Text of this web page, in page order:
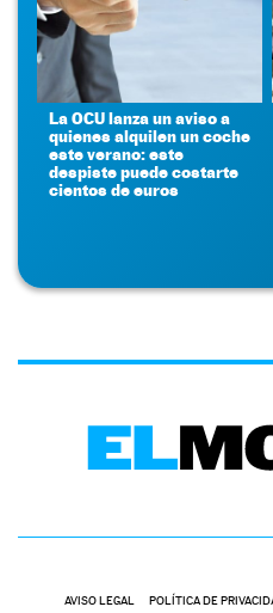
La OCU lanza un aviso a
quienes alquilen un coche
este verano: este
despiste puede costarte
cientos de euros
AVISO LEGAL POLÍTICA DE